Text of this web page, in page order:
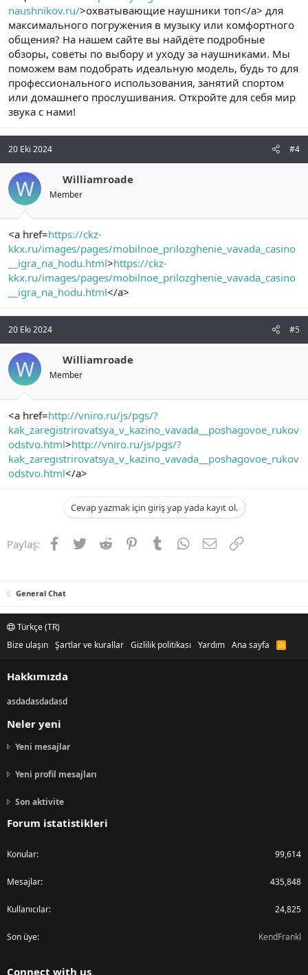
naushnikov.ru/>охватывающие наушники топ</a> для
максимального погружения в музыку или комфортного
общения? На нашем сайте вы найдёте подробные
обзоры, советы по выбору и уходу за наушниками. Мы
поможем вам подобрать идеальную модель, будь то для
профессионального использования, занятий спортом
или домашнего прослушивания. Откройте для себя мир
звука с нами!
20 Eki 2024 #4
W Williamroade
Member
<a href=https://ckz-
kkx.ru/images/pages/mobilnoe_prilozghenie_vavada_casino
__igra_na_hodu.html>https://ckz-
kkx.ru/images/pages/mobilnoe_prilozghenie_vavada_casino
__igra_na_hodu.html</a>
20 Eki 2024 #5
W Williamroade
Member
<a href=http://vniro.ru/js/pgs/?
kak_zaregistrirovatsya_v_kazino_vavada__poshagovoe_rukov
odstvo.html>http://vniro.ru/js/pgs/?
kak_zaregistrirovatsya_v_kazino_vavada__poshagovoe_rukov
odstvo.html</a>
Cevap yazmak için giriş yap yada kayıt ol.
Paylaş: Facebook
TwitterReddit PinterestTumblrWhatsApp
E-postaLink
General Chat
Türkçe (TR)
Bize ulaşın Şartlar ve kurallar Gizlilik politikası Yardım Ana sayfa
R
S
Hakkımızda
asdadasdadasd
Neler yeni
Yeni mesajlar
Yeni profil mesajları
Son aktivite
Forum istatistikleri
Konular 99,614
Mesajlar 435,848
Kullanıcılar 24,825
Son üye KendFrankl
Connect with us